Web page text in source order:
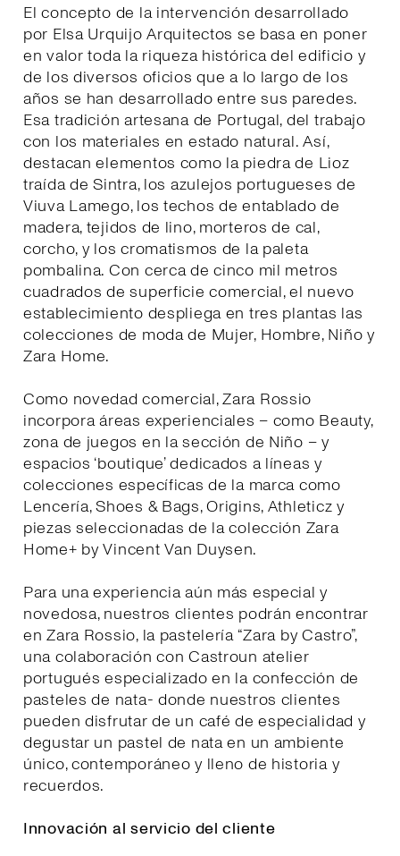
El concepto de la intervención desarrollado
por Elsa Urquijo Arquitectos se basa en poner
en valor toda la riqueza histórica del edificio y
de los diversos oficios que a lo largo de los
años se han desarrollado entre sus paredes.
Esa tradición artesana de Portugal, del trabajo
con los materiales en estado natural. Así,
destacan elementos como la piedra de Lioz
traída de Sintra, los azulejos portugueses de
Viuva Lamego, los techos de entablado de
madera, tejidos de lino, morteros de cal,
corcho, y los cromatismos de la paleta
pombalina. Con cerca de cinco mil metros
cuadrados de superficie comercial, el nuevo
establecimiento despliega en tres plantas las
colecciones de moda de Mujer, Hombre, Niño y
Zara Home.
Como novedad comercial, Zara Rossio
incorpora áreas experienciales – como Beauty,
zona de juegos en la sección de Niño – y
espacios ‘boutique’ dedicados a líneas y
colecciones específicas de la marca como
Lencería, Shoes & Bags, Origins, Athleticz y
piezas seleccionadas de la colección Zara
Home+ by Vincent Van Duysen.
Para una experiencia aún más especial y
novedosa, nuestros clientes podrán encontrar
en Zara Rossio, la pastelería “Zara by Castro”,
una colaboración con Castroun atelier
portugués especializado en la confección de
pasteles de nata- donde nuestros clientes
pueden disfrutar de un café de especialidad y
degustar un pastel de nata en un ambiente
único, contemporáneo y lleno de historia y
recuerdos.
Innovación al servicio del cliente